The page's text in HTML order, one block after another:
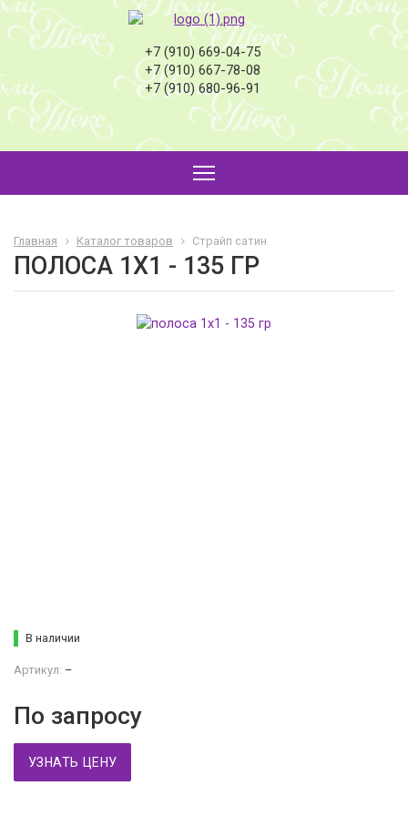
+7 (910) 669-04-75
+7 (910) 667-78-08
+7 (910) 680-96-91
Главная Каталог товаров Страйп сатин
ПОЛОСА 1X1 - 135 ГР
В наличии
Артикул: –
По запросу
УЗНАТЬ ЦЕНУ